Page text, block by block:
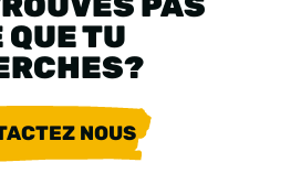
QUE TU
NOUS